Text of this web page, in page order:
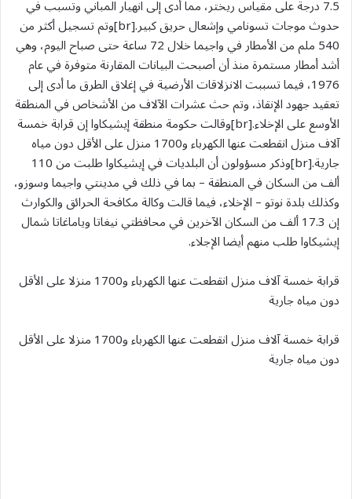
7.5 درجة على مقياس ريختر، مما أدى إلى انهيار المباني وتسبب في
حدوث موجات تسونامي وإشعال حريق كبير.[br]وتم تسجيل أكثر من
540 ملم من الأمطار في واجيما خلال 72 ساعة حتى صباح اليوم، وهي
أشد أمطار مستمرة منذ أن أصبحت البيانات المقارنة متوفرة في عام
1976، فيما تسببت الانزلاقات الأرضية في إغلاق الطرق ما أدى إلى
تعقيد جهود الإنقاذ، وتم حث عشرات الآلاف من الأشخاص في المنطقة
الأوسع على الإخلاء.[br]وقالت حكومة منطقة إيشيكاوا إن قرابة خمسة
آلاف منزل انقطعت عنها الكهرباء و1700 منزل على الأقل دون مياه
جارية.[br]وذكر مسؤولون أن البلديات في إيشيكاوا طلبت من 110
ألف من السكان في المنطقة – بما في ذلك في مدينتي واجيما وسوزو،
وكذلك بلدة نوتو – الإخلاء، فيما قالت وكالة مكافحة الحرائق والكوارث
إن 17.3 ألف من السكان الآخرين في محافظتي نيغاتا وياماغاتا شمال
إيشيكاوا طلب منهم أيضا الإجلاء.
قرابة خمسة آلاف منزل انقطعت عنها الكهرباء و1700 منزلا على الأقل
دون مياه جارية
قرابة خمسة آلاف منزل انقطعت عنها الكهرباء و1700 منزلا على الأقل
دون مياه جارية